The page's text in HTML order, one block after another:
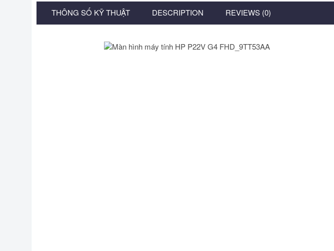
THÔNG SỐ KỸ THUẬT DESCRIPTION REVIEWS (0)